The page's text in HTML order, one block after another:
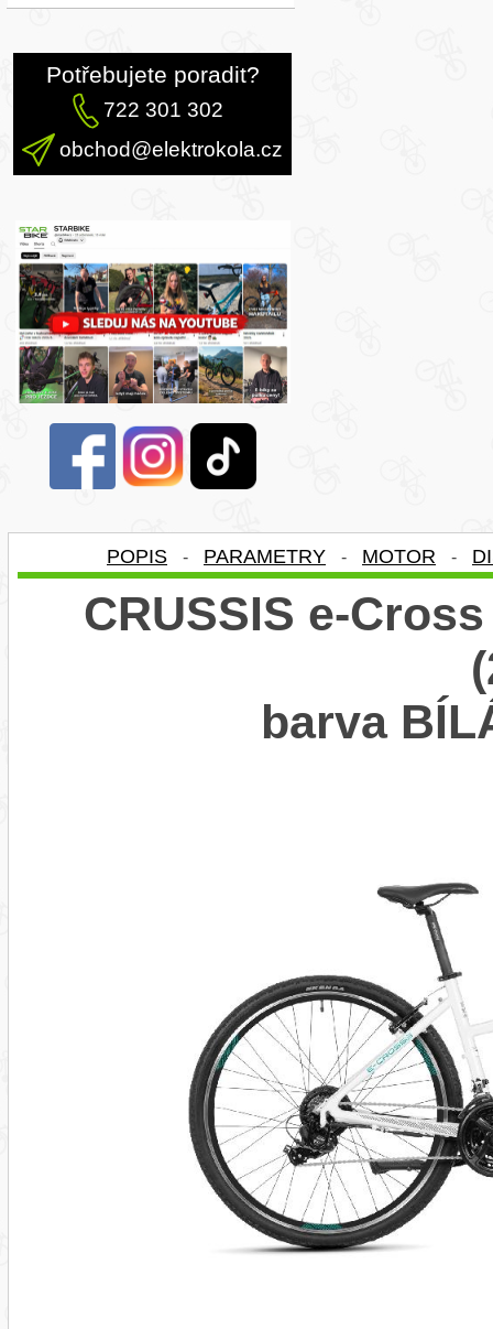
Potřebujete poradit?
722 301 302
obchod@elektrokola.cz
POPIS - PARAMETRY - MOTOR -
CRUSSIS e-
barva